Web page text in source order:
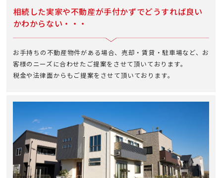
相続した実家や不動産が手付かずでどうすれば良い
かわからない・・・
お手持ちの不動産物件がある場合、売却・賃貸・駐車場など、お
客様のニーズに合わせたご提案をさせて頂いております。
税金や法律面からもご提案をさせて頂いております。